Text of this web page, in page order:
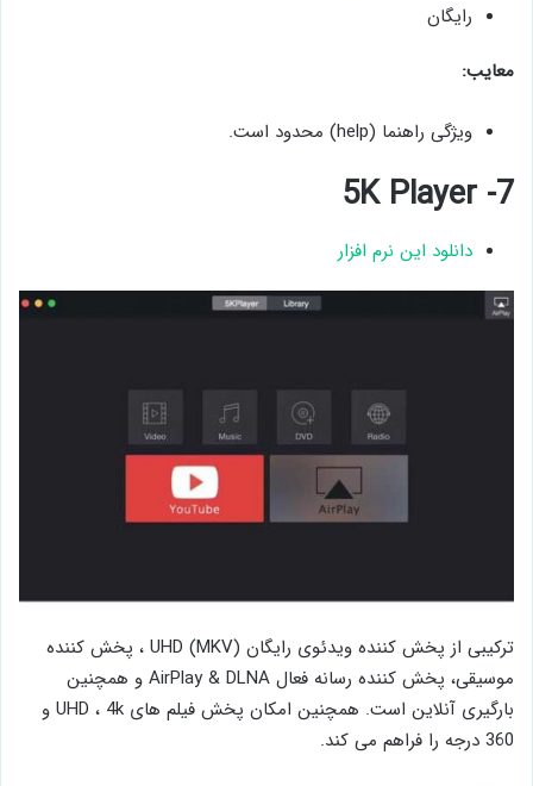
رایگان
معایب:
ویژگی راهنما (help) محدود است.
7- 5K Player
دانلود این نرم افزار
ترکیبی از پخش کننده ویدئوی رایگان (MKV) UHD ، پخش کننده
موسیقی، پخش کننده رسانه فعال AirPlay & DLNA و همچنین
بارگیری آنلاین است. همچنین امکان پخش فیلم های UHD ، 4k و
360 درجه را فراهم می کند.